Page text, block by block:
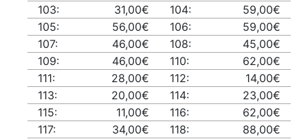
103:
31,00€ 104:
59,00€
105:
56,00€ 106:
59,00€
107:
46,00€ 108:
45,00€
109:
46,00€ 110:
62,00€
111:
28,00€ 112:
14,00€
113:
20,00€ 114:
23,00€
115:
11,00€ 116:
62,00€
117:
34,00€ 118:
88,00€